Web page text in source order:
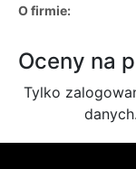
O firmie:
Oceny na
Tylko
danych.